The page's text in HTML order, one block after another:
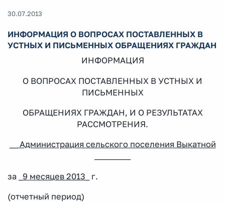
30.07.2013
ИНФОРМАЦИЯ О ВОПРОСАХ ПОСТАВЛЕННЫХ В
УСТНЫХ И ПИСЬМЕННЫХ ОБРАЩЕНИЯХ ГРАЖДАН
ИНФОРМАЦИЯ
О ВОПРОСАХ ПОСТАВЛЕННЫХ В УСТНЫХ И
ПИСЬМЕННЫХ
ОБРАЩЕНИЯХ ГРАЖДАН, И О РЕЗУЛЬТАТАХ
РАССМОТРЕНИЯ.
Администрация сельского поселения Выкатной
за _ 9 месяцев 2013 _ г.
(отчетный период)